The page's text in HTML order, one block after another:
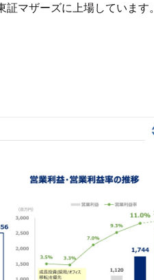
マザーズに上場しています。